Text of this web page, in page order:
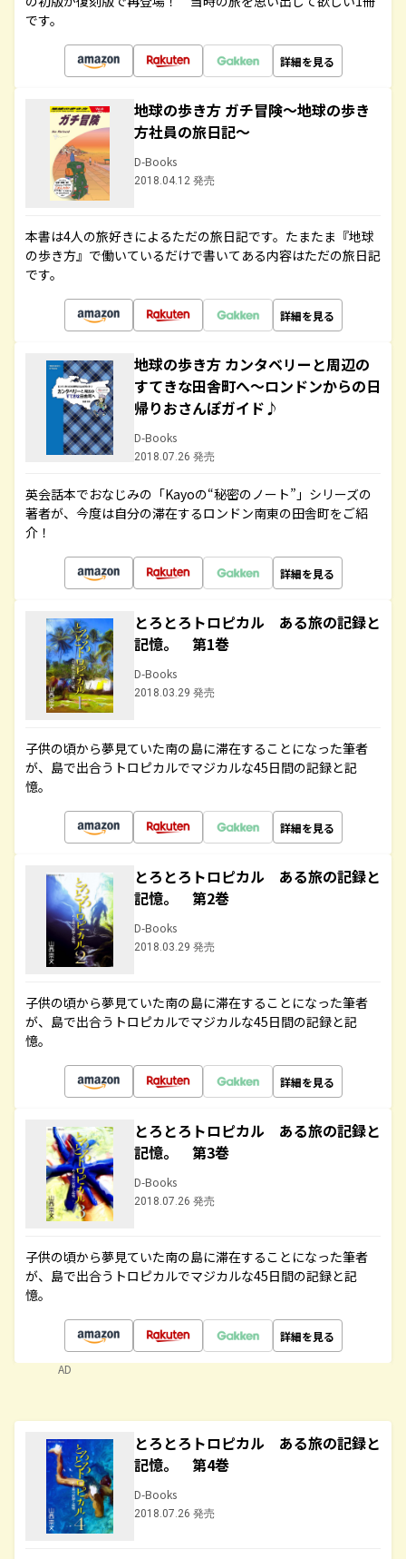
です。
詳細を見る
地球の歩き方 ガチ冒険～地球の歩き
方社員の旅日記～
D-Books
2018.04.12 発売
本書は4人の旅好きによるただの旅日記です。たまたま『地球
の歩き方』で働いているだけで書いてある内容はただの旅日記
です。
詳細を見る
地球の歩き方 カンタベリーと周辺の
すてきな田舎町へ～ロンドンからの日
帰りおさんぽガイド♪
D-Books
2018.07.26 発売
英会話本でおなじみの「Kayoの“秘密のノート”」シリーズの
著者が、今度は自分の滞在するロンドン南東の田舎町をご紹
介！
詳細を見る
とろとろトロピカル ある旅の記録と
記憶。 第1巻
D-Books
2018.03.29 発売
子供の頃から夢見ていた南の島に滞在することになった筆者
が、島で出合うトロピカルでマジカルな45日間の記録と記
憶。
詳細を見る
とろとろトロピカル ある旅の記録と
記憶。 第2巻
D-Books
2018.03.29 発売
子供の頃から夢見ていた南の島に滞在することになった筆者
が、島で出合うトロピカルでマジカルな45日間の記録と記
憶。
詳細を見る
とろとろトロピカル ある旅の記録と
記憶。 第3巻
D-Books
2018.07.26 発売
子供の頃から夢見ていた南の島に滞在することになった筆者
が、島で出合うトロピカルでマジカルな45日間の記録と記
憶。
詳細を見る
AD
とろとろトロピカル ある旅の記録と
記憶。 第4巻
D-Books
2018.07.26 発売